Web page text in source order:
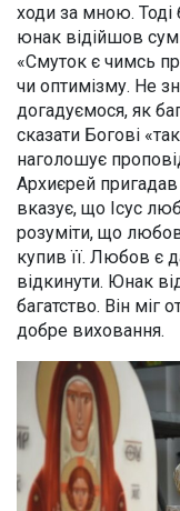
ходи за мною. Тоді
юнак відійшов
«Смуток є чимсь
чи оптимізму. Не
догадуємося, як
сказати Богові
наголошує
Архиєрей
вказує, що Ісус
розуміти, що
купив її. Любов є
відкинути. Юнак
багатство. Він міг
добре виховання.